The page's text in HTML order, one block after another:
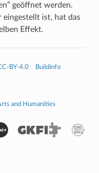
geöffnet werden.
eingestellt ist, hat das
Effekt.
BY-4.0 Buildinfo
and Humanities